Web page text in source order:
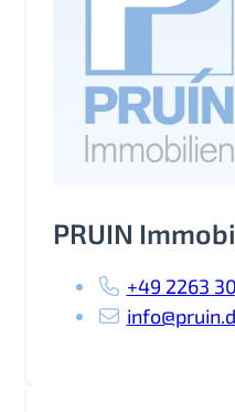
PRUIN
+49 2263